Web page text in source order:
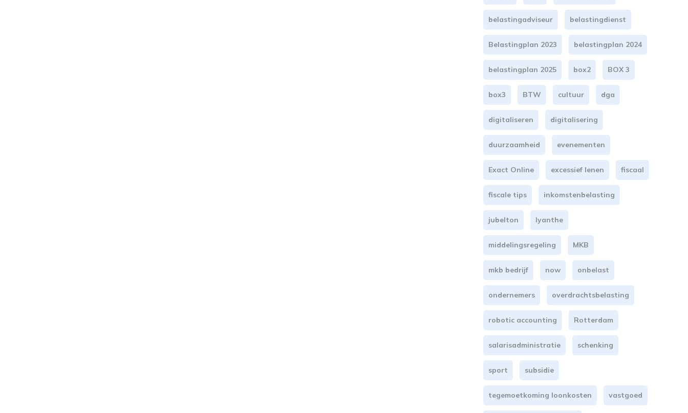
belastingadviseur belastingdienst
Belastingplan 2023 belastingplan 2024
belastingplan 2025 box2 BOX 3
box3 BTW cultuur dga
digitaliseren digitalisering
duurzaamheid evenementen
Exact Online excessief lenen fiscaal
fiscale tips inkomstenbelasting
jubelton lyanthe
middelingsregeling MKB
mkb bedrijf now onbelast
ondernemers overdrachtsbelasting
robotic accounting Rotterdam
salarisadministratie schenking
sport subsidie
tegemoetkoming loonkosten vastgoed